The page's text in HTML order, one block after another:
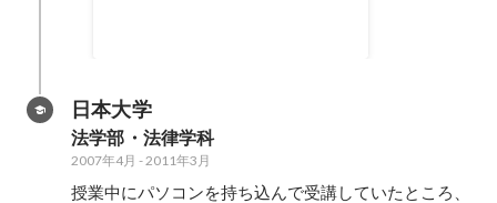
日本大学
法学部・法律学科
2007年4月 - 2011年3月
授業中にパソコンを持ち込んで受講していたところ、